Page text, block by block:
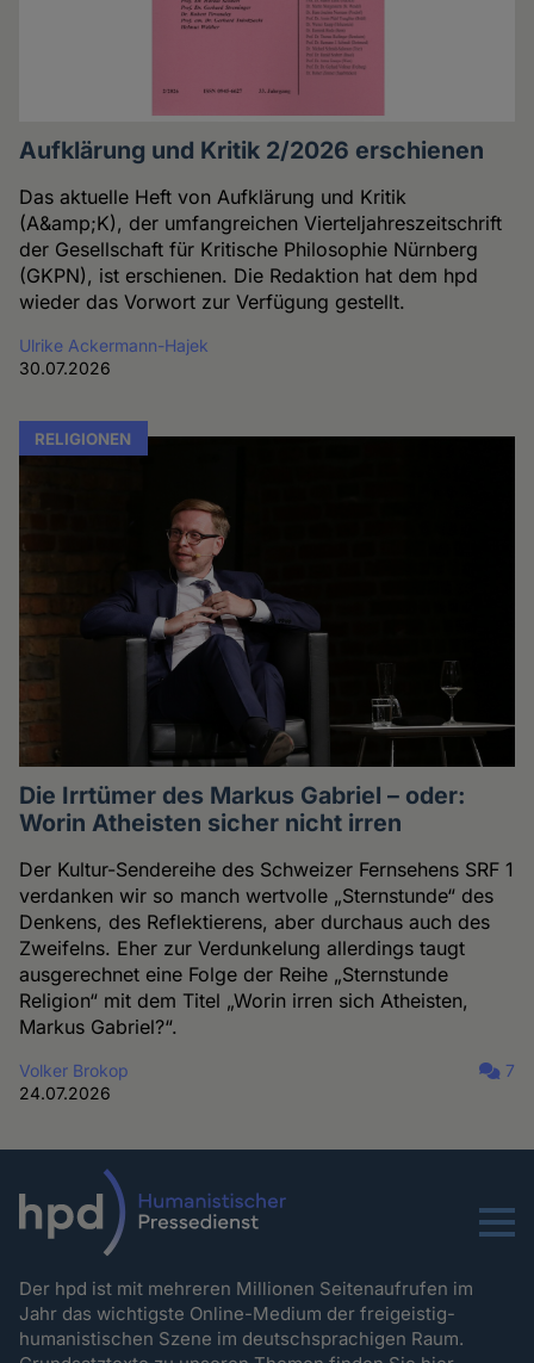
Aufklärung und Kritik 2/2026 erschienen
Das aktuelle Heft von Aufklärung und Kritik
(A&amp;K), der umfangreichen Vierteljahreszeitschrift
der Gesellschaft für Kritische Philosophie Nürnberg
(GKPN), ist erschienen. Die Redaktion hat dem hpd
wieder das Vorwort zur Verfügung gestellt.
Ulrike Ackermann-Hajek
30.07.2026
RELIGIONEN
Die Irrtümer des Markus Gabriel – oder:
Worin Atheisten sicher nicht irren
Der Kultur-Sendereihe des Schweizer Fernsehens SRF 1
verdanken wir so manch wertvolle „Sternstunde“ des
Denkens, des Reflektierens, aber durchaus auch des
Zweifelns. Eher zur Verdunkelung allerdings taugt
ausgerechnet eine Folge der Reihe „Sternstunde
Religion“ mit dem Titel „Worin irren sich Atheisten,
Markus Gabriel?“.
Volker Brokop
24.07.2026
7
Menu
Der hpd ist mit mehreren Millionen Seitenaufrufen im
Jahr das wichtigste Online-Medium der freigeistig-
humanistischen Szene im deutschsprachigen Raum.